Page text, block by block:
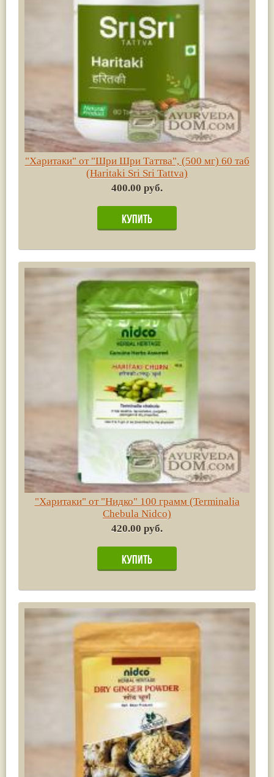
"Харитаки" от "Шри Шри Таттва", (500 мг) 60 таб
(Haritaki Sri Sri Tattva)
400.00 руб.
"Харитаки" от "Нидко" 100 грамм (Terminalia
Chebula Nidco)
420.00 руб.